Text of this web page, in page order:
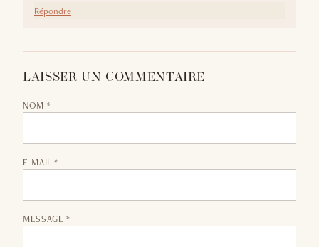
Répondre
LAISSER UN COMMENTAIRE
NOM *
E-MAIL *
MESSAGE *